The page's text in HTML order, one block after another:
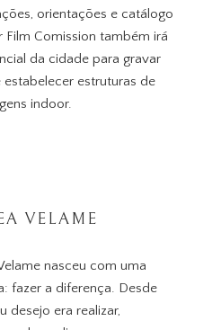
orientações e catálogo
Film Comission também irá
da cidade para gravar
estruturas de
indoor.
VELAME
nasceu com uma
fazer a diferença. Desde
desejo era realizar,